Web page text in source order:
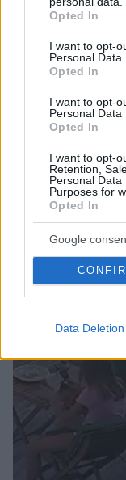
grant or deny
use your data for
consent section.
Opted In
I want to opt-
Personal Data.
Opted In
I want to opt-
Personal Data
Opted In
I want to opt-
Retention,
Personal
Purposes for
Opted In
Google
Data Deletion
Οικονομία,
Σιροπιαστά
γλυκά ταψιού για το
Υπό έλεγχο η
Παλαιό Φάληρο,
Εντυπωσιάζει με
Όσμαν στις
ΤΑ ΠΙΟ